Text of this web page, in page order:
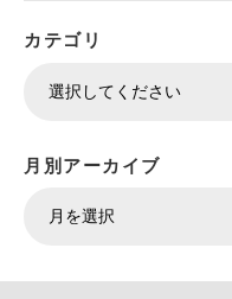
カテゴリ
月別アーカイブ